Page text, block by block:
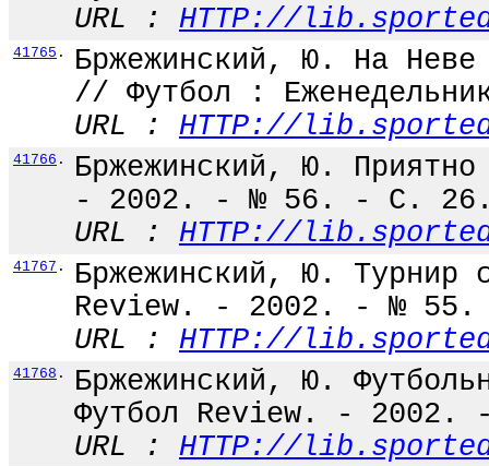
URL : HTTP://
41765 .
Бржежинский, Ю. На Неве
// Футбол :
URL : HTTP://
41766 .
Бржежинский, Ю.
- 2002. - № 56. - С.
URL : HTTP://
41767 .
Бржежинский, Ю. Турнир
Review. - 2002. - №
URL : HTTP://
41768 .
Бржежинский, Ю.
Футбол Review. -
URL : HTTP://